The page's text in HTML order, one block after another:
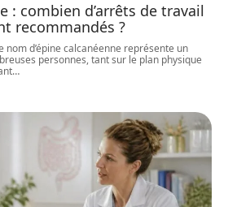
: combien d’arrêts de travail
recommandés ?
nom d’épine calcanéenne représente un
personnes, tant sur le plan physique
…